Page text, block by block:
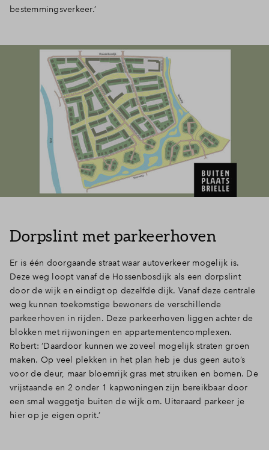
bestemmingsverkeer.’
Dorpslint met parkeerhoven
Er is één doorgaande straat waar autoverkeer mogelijk is.
Deze weg loopt vanaf de Hossenbosdijk als een dorpslint
door de wijk en eindigt op dezelfde dijk. Vanaf deze centrale
weg kunnen toekomstige bewoners de verschillende
parkeerhoven in rijden. Deze parkeerhoven liggen achter de
blokken met rijwoningen en appartementencomplexen.
Robert: ‘Daardoor kunnen we zoveel mogelijk straten groen
maken. Op veel plekken in het plan heb je dus geen auto’s
voor de deur, maar bloemrijk gras met struiken en bomen. De
vrijstaande en 2 onder 1 kapwoningen zijn bereikbaar door
een smal weggetje buiten de wijk om. Uiteraard parkeer je
hier op je eigen oprit.’